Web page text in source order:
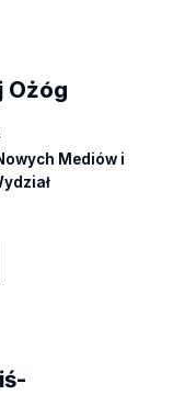
Ożóg
Mediów i